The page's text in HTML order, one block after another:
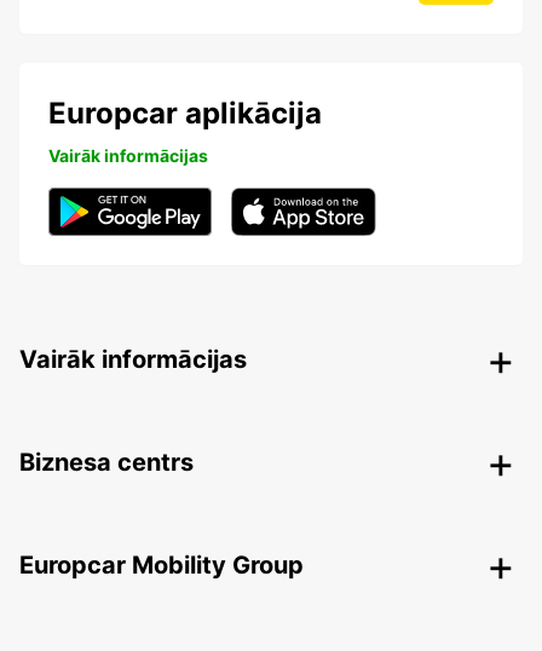
Europcar aplikācija
Vairāk informācijas
Vairāk informācijas
Biznesa centrs
Europcar Mobility Group